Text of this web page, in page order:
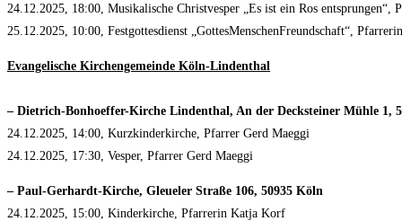
24.12.2025, 18:00, Musikalische Christvesper „Es ist ein Ros entsprungen“,
25.12.2025, 10:00, Festgottesdienst „GottesMenschenFreundschaft“,
Evangelische Kirchengemeinde Köln-Lindenthal
– Dietrich-Bonhoeffer-Kirche Lindenthal, An der Decksteiner Mühle 1,
24.12.2025, 14:00, Kurzkinderkirche, Pfarrer Gerd Maeggi
24.12.2025, 17:30, Vesper, Pfarrer Gerd Maeggi
– Paul-Gerhardt-Kirche, Gleueler Straße 106, 50935 Köln
24.12.2025, 15:00, Kinderkirche, Pfarrerin Katja Korf